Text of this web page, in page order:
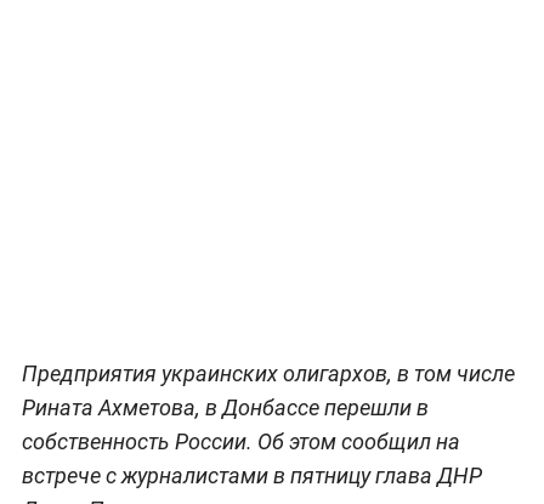
Предприятия украинских олигархов, в том числе
Рината Ахметова, в Донбассе перешли в
собственность России. Об этом сообщил на
встрече с журналистами в пятницу глава ДНР